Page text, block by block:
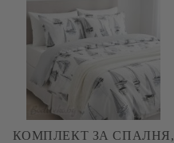
КОМПЛЕКТ ЗА СПАЛНЯ,